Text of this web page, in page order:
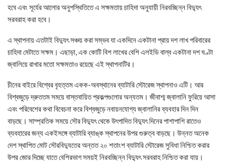
হবে এবং সূর্যের আলোর অনুপস্থিতিতে এ সক্ষমতায় চাহিদা অনুযায়ী নিরবচ্ছিন্ন বিদ্যুৎ
সরবরাহ করা হবে।
এ স্থাপনায় এতটাই বিদ্যুৎ সঞ্চয় করা সম্ভব যা একদিনে একটানা প্রায় দশ লাখ পরিবারের
চাহিদা মেটাতে সক্ষম। এছাড়া, এক কোটি বিশ লাখের বেশি এলইডি বাল্ব একটানা দশ ঘণ্টা
জ্বালিয়ে রাখার মতো সক্ষমতাও রয়েছে এই স্থাপনাটির।
চীনের বাইরে বিশ্বের বৃহত্তম একক-অবস্থানের ব্যাটারি স্টোরেজ স্থাপনাও এটি। আর
বিশ্বজুড়ে দ্রুততম সময়ে বাস্তবায়িত প্রকল্পগুলোর অন্যতম। জীবাশ্ম জ্বালানি ফুরিয়ে আসা
এবং পরিবেশের কথা বিবেচনা করে বিশ্বজুড়ে নবায়নযোগ্য জ্বালানির ব্যবহার দিন দিন
বাড়ছে। সাম্প্রতিক সময়ে সৌর বিদ্যুৎ থেকে উৎপাদিত বিদ্যুৎ দিনের পাশাপাশি রাতেও
ব্যবহারের জন্য একইসঙ্গে ব্যাটারি ব্যাঙ্ক স্থাপনের উপর গুরুত্ব বাড়ছে। উন্নত অনেক
দেশ স্থাপিত মোট সৌরবিদ্যুতের অন্তত ২০ শতাংশ ব্যাটারি স্টোরেজ সুবিধা নিশ্চিত করার
উপর জোর দিচ্ছে যাতে বেশিরভাগ সময়ই নিরবচ্ছিন্ন বিদ্যুৎ সরবরাহ নিশ্চিত করা যায়।